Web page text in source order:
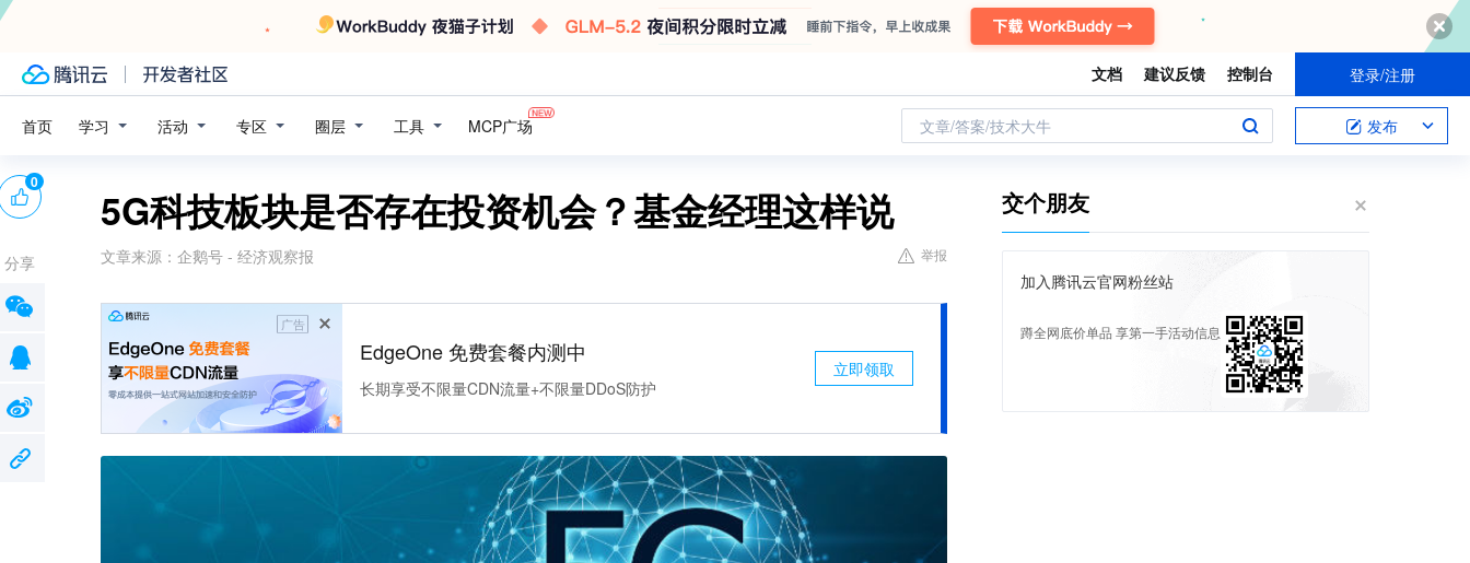
文档 建议反馈 控制台 登录/注册
首页 学习 活动 专区 圈层 工具 MCP广场 文章/答案/技术大牛 发布
5G科技板块是否存在投资机会？基金经理这样说
文章来源： 企鹅号 - 经济观察报 举报
广告
EdgeOne 免费套餐内测中
长期享受不限量CDN流量+不限量DDoS防护
立即领取
0
分享
交个朋友
加入腾讯云官网粉丝站
蹲全网底价单品 享第一手活动信息